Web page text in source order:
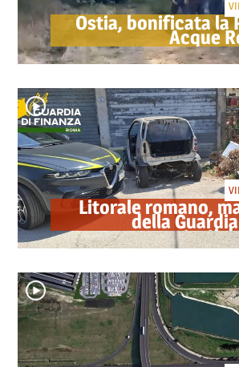
Ostia, bonificata la
Acque
Litorale romano,
della
sequestrati
ricambi di